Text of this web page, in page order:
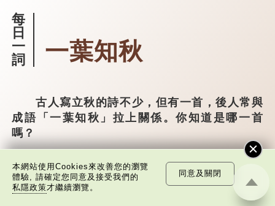
每
日
一
詞
一葉知秋
古人寫立秋的詩不少，但有一首，後人常與
成語「一葉知秋」拉上關係。你知道是哪一首
嗎？
這首就是宋·劉翰的《立秋》：
乳鴉啼散玉屏空，一枕新涼一扇風。 睡
本網站使用Cookies來改善您的瀏覽
體驗, 請確定您同意及接受我們的
私隱政策才繼續瀏覽。
同意及關閉